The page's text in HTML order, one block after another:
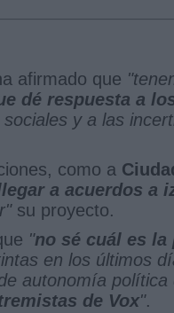
afirmado que
dé respuesta a
y a las
como a
a acuerdos a
su proyecto.
"no sé cuál es
en los últimos
autonomía
de Vox".